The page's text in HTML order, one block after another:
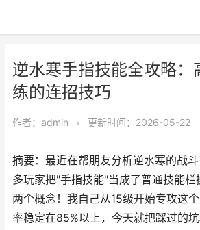
逆水寒手指技能全攻略：
练的连招技巧
作者： admin • 更新时间：2026-05-22
摘要：最近在帮朋友分析逆水寒的战
多玩家把"手指技能"当成了普通技能栏
两个概念！我自己从15级开始专攻这
率稳定在85%以上，今天就把踩过的